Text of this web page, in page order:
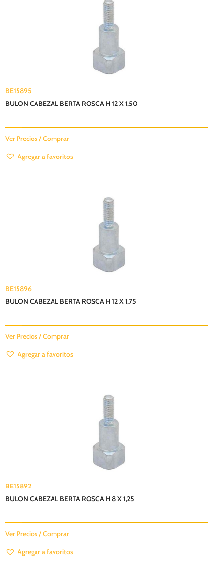
BE15895
BULON CABEZAL BERTA ROSCA H 12 X 1,50
Ver Precios / Comprar
Agregar a favoritos
BE15896
BULON CABEZAL BERTA ROSCA H 12 X 1,75
Ver Precios / Comprar
Agregar a favoritos
BE15892
BULON CABEZAL BERTA ROSCA H 8 X 1,25
Ver Precios / Comprar
Agregar a favoritos